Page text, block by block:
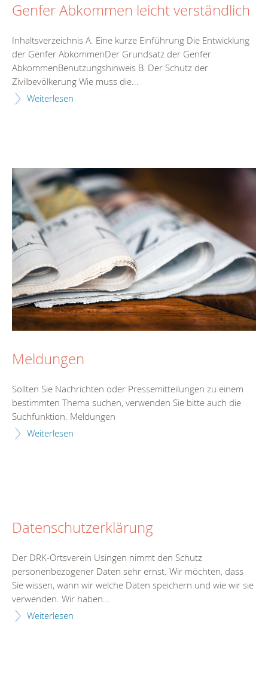
Genfer Abkommen leicht verständlich
Inhaltsverzeichnis A. Eine kurze Einführung Die Entwicklung
der Genfer AbkommenDer Grundsatz der Genfer
AbkommenBenutzungshinweis B. Der Schutz der
Zivilbevölkerung Wie muss die...
Weiterlesen
Meldungen
Sollten Sie Nachrichten oder Pressemitteilungen zu einem
bestimmten Thema suchen, verwenden Sie bitte auch die
Suchfunktion. Meldungen
Weiterlesen
Datenschutzerklärung
Der DRK-Ortsverein Usingen nimmt den Schutz
personenbezogener Daten sehr ernst. Wir möchten, dass
Sie wissen, wann wir welche Daten speichern und wie wir sie
verwenden. Wir haben...
Weiterlesen